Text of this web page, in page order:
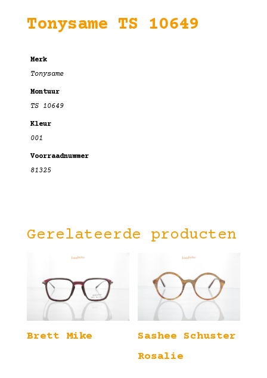
Tonysame TS 10649
Merk
Tonysame
Montuur
TS 10649
Kleur
001
Voorraadnummer
81325
Gerelateerde producten
Brett Mike
Sashee Schuster
Rosalie